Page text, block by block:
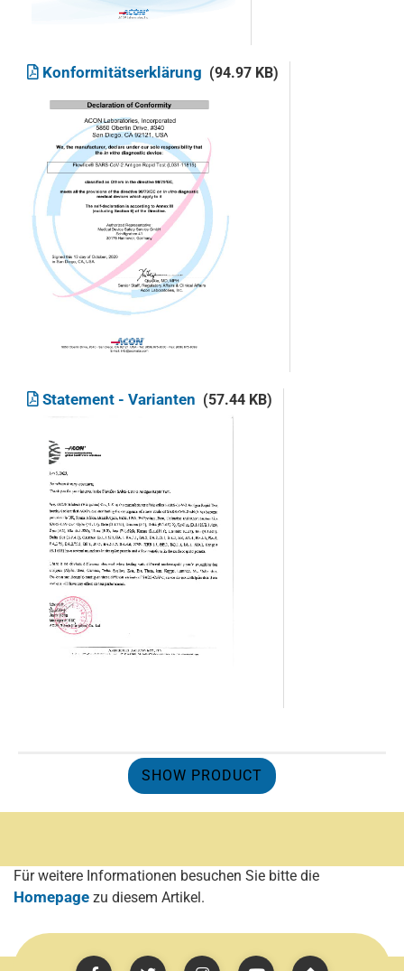
Konformitätserklärung (94.97 KB)
Statement - Varianten (57.44 KB)
SHOW PRODUCT
Für weitere Informationen besuchen Sie bitte die
Homepage zu diesem Artikel.